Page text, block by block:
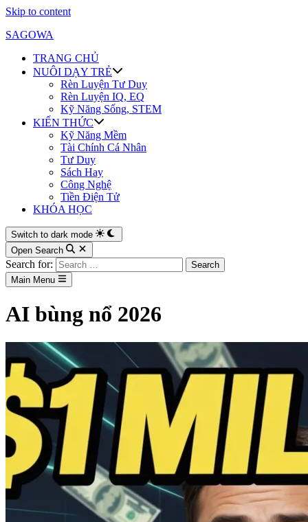
Skip to content
SAGOWA
TRANG CHỦ
NUÔI DẠY TRẺ
Rèn Luyện Tư Duy
Rèn Luyện IQ, EQ
Kỹ Năng Sống, STEM
KIẾN THỨC
Kỹ Năng Mềm
Tài Chính Cá Nhân
Tư Duy
Sách Hay
Công Nghệ
Tiền Điện Tử
KHÓA HỌC
Switch to dark mode
Open Search
Search for:
Main Menu
AI bùng nổ 2026